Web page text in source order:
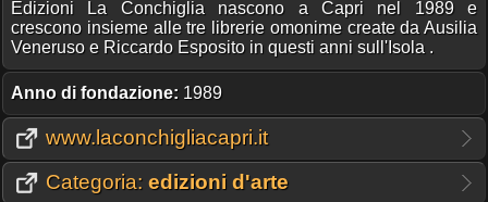
Edizioni La Conchiglia nascono a Capri nel 1989 e
crescono insieme alle tre librerie omonime create da Ausilia
Veneruso e Riccardo Esposito in questi anni sull'Isola .
Anno di fondazione: 1989
www.laconchigliacapri.it
Categoria: edizioni d'arte